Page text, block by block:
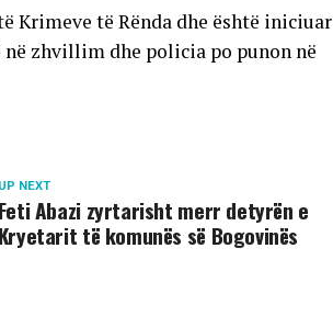
Krimeve të Rënda dhe është iniciuar
zhvillim dhe policia po punon në
UP NEXT
Feti Abazi zyrtarisht merr detyrën e
Kryetarit të komunës së Bogovinës